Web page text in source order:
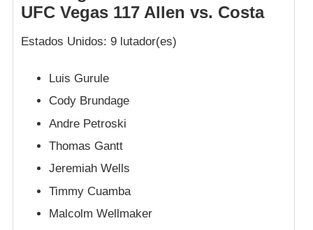
UFC Vegas 117 Allen vs. Costa
Estados Unidos: 9 lutador(es)
Luis Gurule
Cody Brundage
Andre Petroski
Thomas Gantt
Jeremiah Wells
Timmy Cuamba
Malcolm Wellmaker